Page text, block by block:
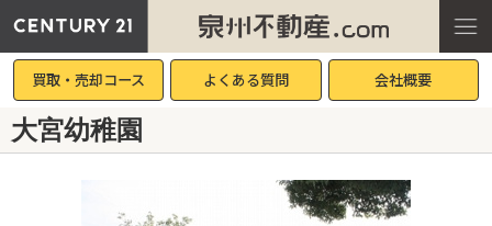
買取・売却コース よくある質問 会社概要
大宮幼稚園